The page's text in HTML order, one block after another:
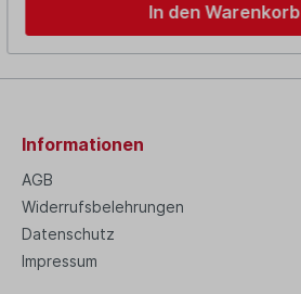
In den Warenkorb
Informationen
AGB
Widerrufsbelehrungen
Datenschutz
Impressum